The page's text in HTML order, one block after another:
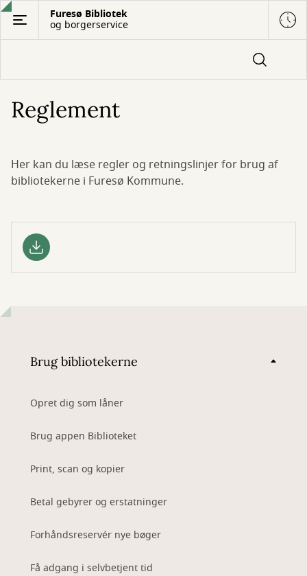
Gå
hovedindhold
Furesø Bibliotek
og borgerservice
Reglement
Her kan du læse regler og retningslinjer for brug af
bibliotekerne i Furesø Kommune.
Brug bibliotekerne
Opret dig som låner
Brug appen Biblioteket
Print, scan og kopier
Betal gebyrer og erstatninger
Forhåndsreservér nye bøger
Få adgang i selvbetjent tid